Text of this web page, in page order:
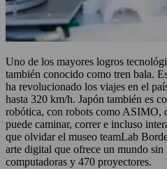
Uno de los mayores logros
también conocido como tren bala.
ha revolucionado los viajes en el
hasta 320 km/h. Japón también es
robótica, con robots como ASIMO,
puede caminar, correr e incluso
que olvidar el museo teamLab
arte digital que ofrece un mundo
computadoras y 470 proyectores.